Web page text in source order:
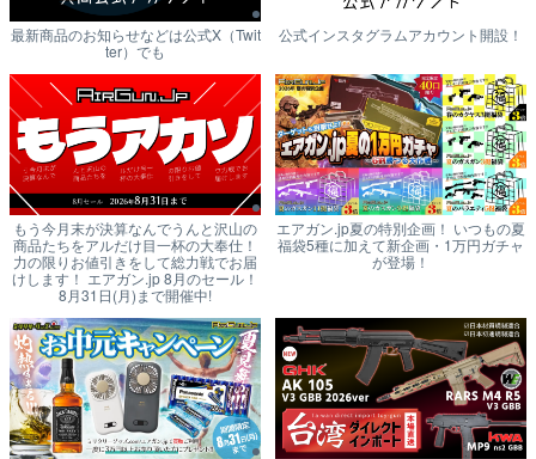
最新商品のお知らせなどは公式X（Twit
ter）でも
公式インスタグラムアカウント開設！
もう今月末が決算なんでうんと沢山の
商品たちをアルだけ目一杯の大奉仕！
力の限りお値引きをして総力戦でお届
けします！ エアガン.jp 8月のセール！
8月31日(月)まで開催中!
エアガン.jp夏の特別企画！ いつもの夏
福袋5種に加えて新企画・1万円ガチャ
が登場！